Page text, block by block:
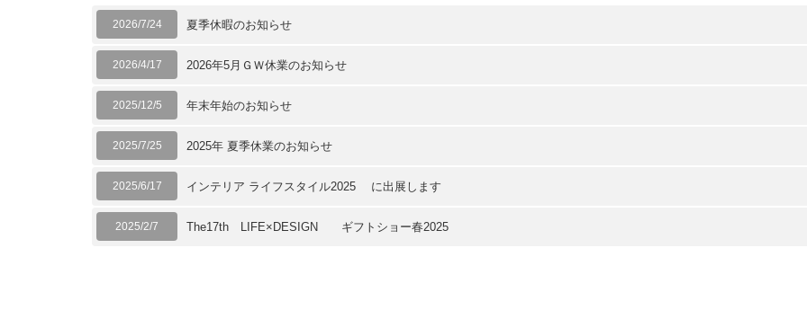
2026/7/24 夏季休暇のお知らせ
2026/4/17 2026年5月ＧＷ休業のお知らせ
2025/12/5 年末年始のお知らせ
2025/7/25 2025年 夏季休業のお知らせ
2025/6/17 インテリア ライフスタイル2025 に出展します
2025/2/7 The17th LIFE×DESIGN ギフトショー春2025